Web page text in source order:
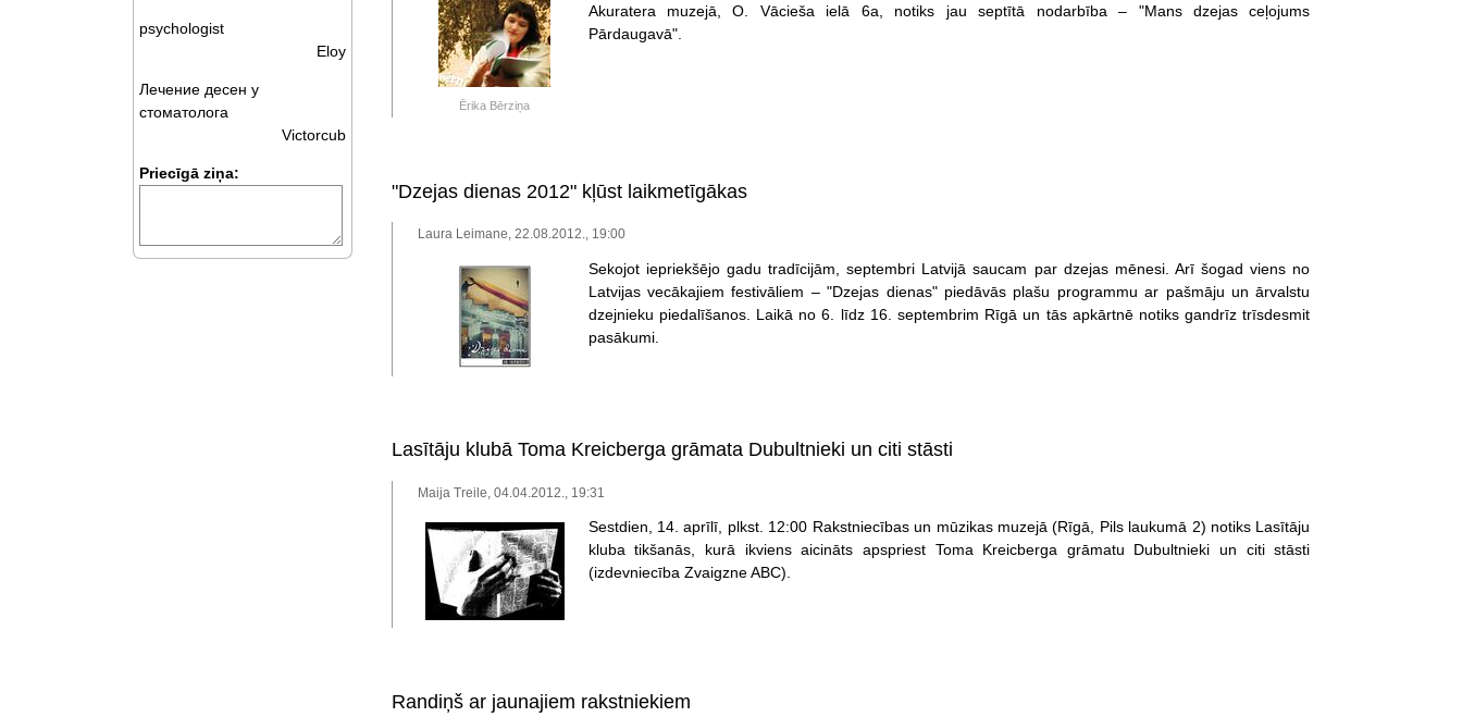
Ērika Bērziņa
Akuratera muzejā, O. Vācieša ielā 6a, notiks jau septītā nodarbība – "Mans dzejas ceļojums
Pārdaugavā".
"Dzejas dienas 2012" kļūst laikmetīgākas
Laura Leimane, 22.08.2012., 19:00
Sekojot iepriekšējo gadu tradīcijām, septembri Latvijā saucam par dzejas mēnesi. Arī šogad viens no
Latvijas vecākajiem festivāliem – "Dzejas dienas" piedāvās plašu programmu ar pašmāju un ārvalstu
dzejnieku piedalīšanos. Laikā no 6. līdz 16. septembrim Rīgā un tās apkārtnē notiks gandrīz trīsdesmit
pasākumi.
Lasītāju klubā Toma Kreicberga grāmata Dubultnieki un citi stāsti
Maija Treile, 04.04.2012., 19:31
Sestdien, 14. aprīlī, plkst. 12:00 Rakstniecības un mūzikas muzejā (Rīgā, Pils laukumā 2) notiks Lasītāju
kluba tikšanās, kurā ikviens aicināts apspriest Toma Kreicberga grāmatu Dubultnieki un citi stāsti
(izdevniecība Zvaigzne ABC).
Randiņš ar jaunajiem rakstniekiem
psychologist
Eloy
Лечение десен у
стоматолога
Victorcub
Priecīgā ziņa: